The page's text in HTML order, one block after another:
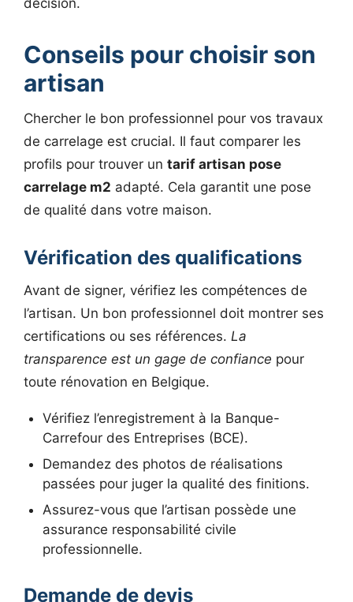
Conseils pour choisir son
artisan
Chercher le bon professionnel pour vos travaux
de carrelage est crucial. Il faut comparer les
profils pour trouver un tarif artisan pose
carrelage m2 adapté. Cela garantit une pose
de qualité dans votre maison.
Vérification des qualifications
Avant de signer, vérifiez les compétences de
l’artisan. Un bon professionnel doit montrer ses
certifications ou ses références. La
transparence est un gage de confiance pour
toute rénovation en Belgique.
Vérifiez l’enregistrement à la Banque-
Carrefour des Entreprises (BCE).
Demandez des photos de réalisations
passées pour juger la qualité des finitions.
Assurez-vous que l’artisan possède une
assurance responsabilité civile
professionnelle.
Demande de devis